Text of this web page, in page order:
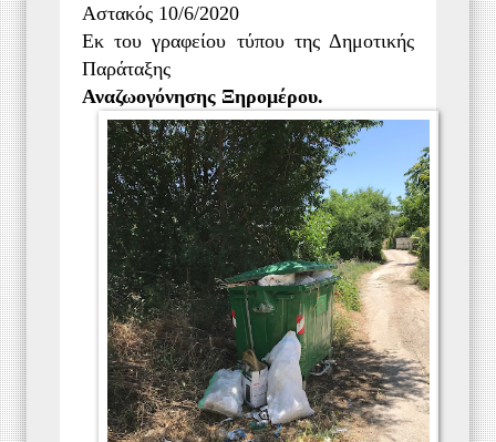
Αστακός 10/6/2020
Εκ του γραφείου τύπου της Δημοτικής
Παράταξης
Αναζωογόνησης Ξηρομέρου.